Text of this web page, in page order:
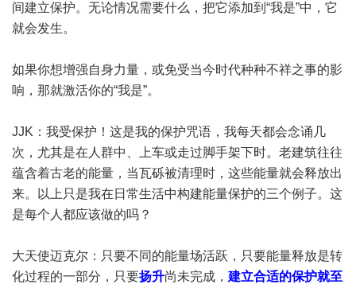
间建立保护。无论情况需要什么，把它添加到“我是”中，它
就会发生。
如果你想增强自身力量，或免受当今时代种种不祥之事的影
响，那就激活你的“我是”。
JJK：我受保护！这是我的保护咒语，我每天都会念诵几
次，尤其是在人群中、上车或走过脚手架下时。老建筑往往
蕴含着古老的能量，当瓦砾被清理时，这些能量就会释放出
来。以上只是我在日常生活中构建能量保护的三个例子。这
是每个人都应该做的吗？
大天使迈克尔：只要不同的能量场活跃，只要能量释放是转
化过程的一部分，只要扬升尚未完成， 建立合适的保护就至